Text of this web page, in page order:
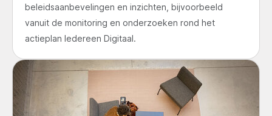
beleidsaanbevelingen en inzichten, bijvoorbeeld
vanuit de monitoring en onderzoeken rond het
actieplan Iedereen Digitaal.